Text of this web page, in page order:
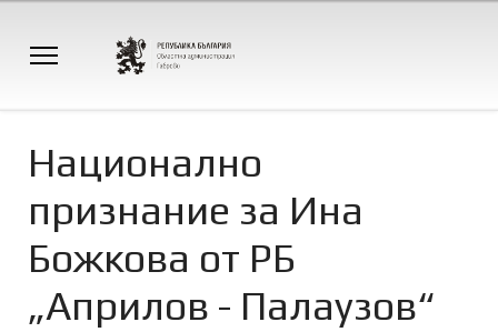
Национално
признание за Ина
Божкова от РБ
„Априлов - Палаузов“